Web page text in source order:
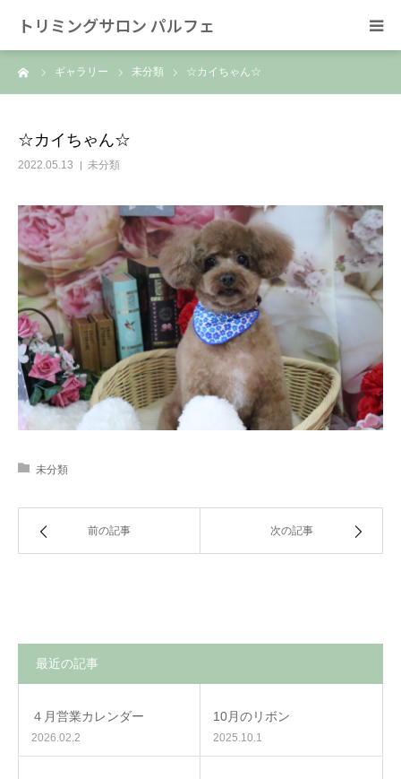
トリミングサロン パルフェ
ギャラリー 未分類 ☆カイちゃん☆
☆カイちゃん☆
2022.05.13 未分類
未分類
前の記事 次の記事
最近の記事
４月営業カレンダー
2026.02.2
10月のリボン
2025.10.1
HOME
スタッフ
SNS/リンク